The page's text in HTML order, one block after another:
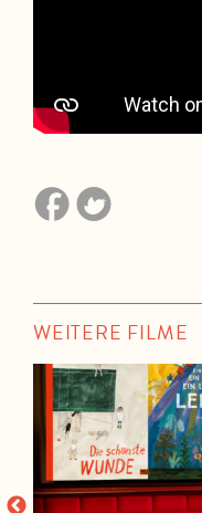
WEITERE FILME